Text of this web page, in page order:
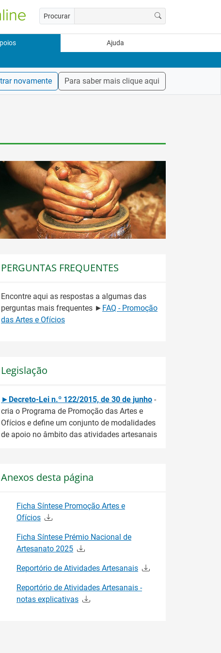
Procurar
Ajuda
novamente Para saber mais clique aqui
PERGUNTAS FREQUENTES
Encontre aqui as respostas a algumas das
perguntas mais frequentes ► FAQ - Promoção
das Artes e Ofícios
Legislação
► Decreto-Lei n.º 122/2015, de 30 de junho -
cria o Programa de Promoção das Artes e
Ofícios e define um conjunto de modalidades
de apoio no âmbito das atividades artesanais
Anexos desta página
Ficha Síntese Promoção Artes e
Ofícios
Ficha Síntese Prémio Nacional de
Artesanato 2025
Reportório de Atividades Artesanais
Reportório de Atividades Artesanais -
notas explicativas